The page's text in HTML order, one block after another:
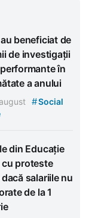
beneficiat de
de investigații
în
a anului
#Social
din Educație
proteste
salariile nu
de la 1